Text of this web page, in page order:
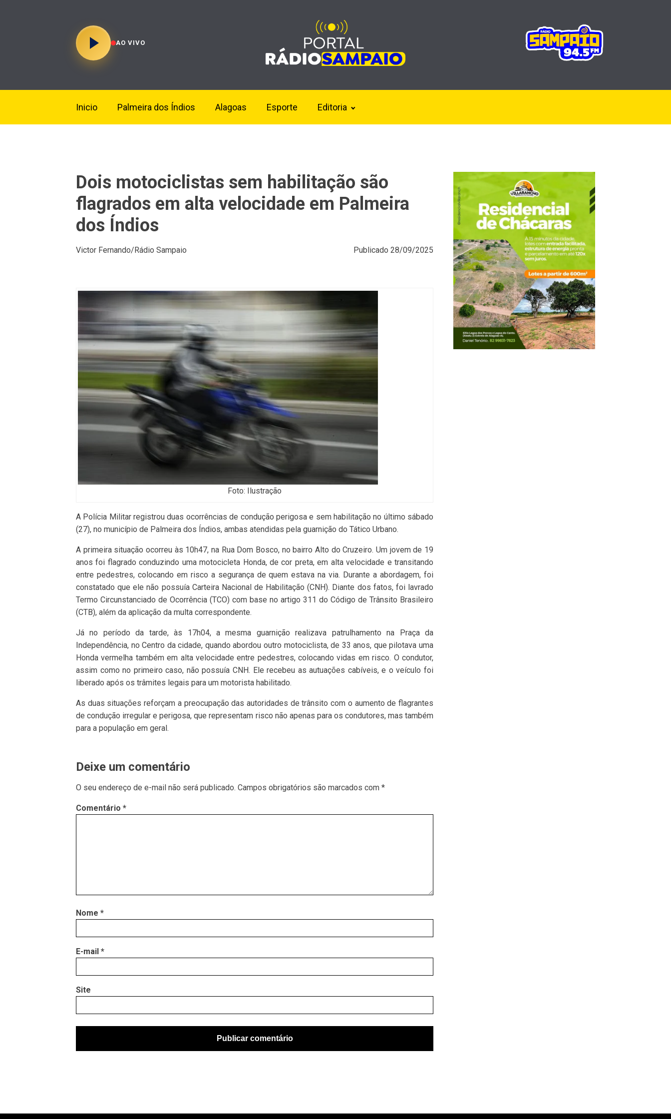
AO VIVO
Inicio Palmeira dos Índios Alagoas Esporte Editoria
Dois motociclistas sem habilitação são
flagrados em alta velocidade em Palmeira
dos Índios
Victor Fernando/Rádio Sampaio Publicado 28/09/2025
Foto: Ilustração
A Polícia Militar registrou duas ocorrências de condução perigosa e sem habilitação no último sábado
(27), no município de Palmeira dos Índios, ambas atendidas pela guarnição do Tático Urbano.
A primeira situação ocorreu às 10h47, na Rua Dom Bosco, no bairro Alto do Cruzeiro. Um jovem de 19
anos foi flagrado conduzindo uma motocicleta Honda, de cor preta, em alta velocidade e transitando
entre pedestres, colocando em risco a segurança de quem estava na via. Durante a abordagem, foi
constatado que ele não possuía Carteira Nacional de Habilitação (CNH). Diante dos fatos, foi lavrado
Termo Circunstanciado de Ocorrência (TCO) com base no artigo 311 do Código de Trânsito Brasileiro
(CTB), além da aplicação da multa correspondente.
Já no período da tarde, às 17h04, a mesma guarnição realizava patrulhamento na Praça da
Independência, no Centro da cidade, quando abordou outro motociclista, de 33 anos, que pilotava uma
Honda vermelha também em alta velocidade entre pedestres, colocando vidas em risco. O condutor,
assim como no primeiro caso, não possuía CNH. Ele recebeu as autuações cabíveis, e o veículo foi
liberado após os trâmites legais para um motorista habilitado.
As duas situações reforçam a preocupação das autoridades de trânsito com o aumento de flagrantes
de condução irregular e perigosa, que representam risco não apenas para os condutores, mas também
para a população em geral.
Deixe um comentário
O seu endereço de e-mail não será publicado. Campos obrigatórios são marcados com *
Comentário *
Nome *
E-mail *
Site